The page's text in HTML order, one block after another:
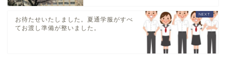
お待たせいたしました。夏通学服がすべ
てお渡し準備が整いました。